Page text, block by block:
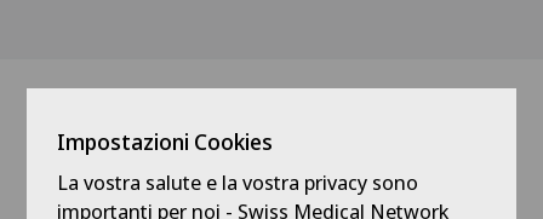
News
Impostazioni Cookies
La vostra salute e la vostra privacy sono
importanti per noi - Swiss Medical Network